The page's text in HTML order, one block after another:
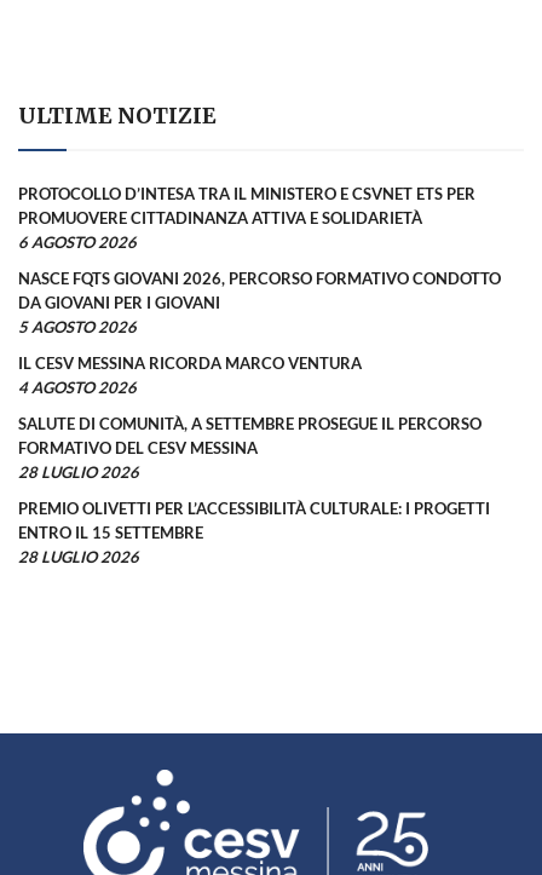
ULTIME NOTIZIE
PROTOCOLLO D’INTESA TRA IL MINISTERO E CSVNET ETS PER
PROMUOVERE CITTADINANZA ATTIVA E SOLIDARIETÀ
6 AGOSTO 2026
NASCE FQTS GIOVANI 2026, PERCORSO FORMATIVO CONDOTTO
DA GIOVANI PER I GIOVANI
5 AGOSTO 2026
IL CESV MESSINA RICORDA MARCO VENTURA
4 AGOSTO 2026
SALUTE DI COMUNITÀ, A SETTEMBRE PROSEGUE IL PERCORSO
FORMATIVO DEL CESV MESSINA
28 LUGLIO 2026
PREMIO OLIVETTI PER L’ACCESSIBILITÀ CULTURALE: I PROGETTI
ENTRO IL 15 SETTEMBRE
28 LUGLIO 2026